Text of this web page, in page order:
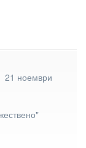
21 ноември